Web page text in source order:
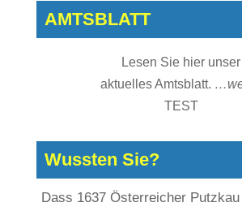
AMTSBLATT
Lesen Sie hier unser
aktuelles Amtsblatt.
TEST
Wussten Sie?
Dass 1637 Österreicher